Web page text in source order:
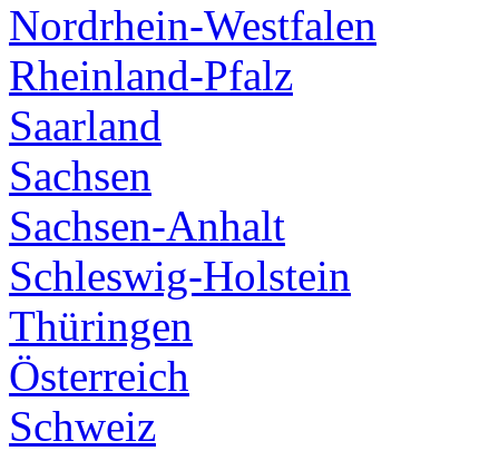
Nordrhein-Westfalen
Rheinland-Pfalz
Saarland
Sachsen
Sachsen-Anhalt
Schleswig-Holstein
Thüringen
Österreich
Schweiz